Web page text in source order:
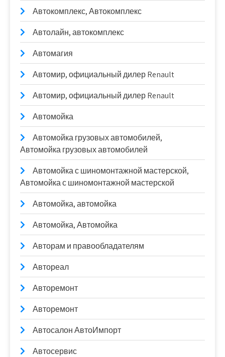
Автокомплекс, Автокомплекс
Автолайн, автокомплекс
Автомагия
Автомир, официальный дилер Renault
Автомир, официальный дилер Renault
Автомойка
Автомойка грузовых автомобилей,
Автомойка грузовых автомобилей
Автомойка с шиномонтажной мастерской,
Автомойка с шиномонтажной мастерской
Автомойка, автомойка
Автомойка, Автомойка
Авторам и правообладателям
Автореал
Авторемонт
Авторемонт
Автосалон АвтоИмпорт
Автосервис